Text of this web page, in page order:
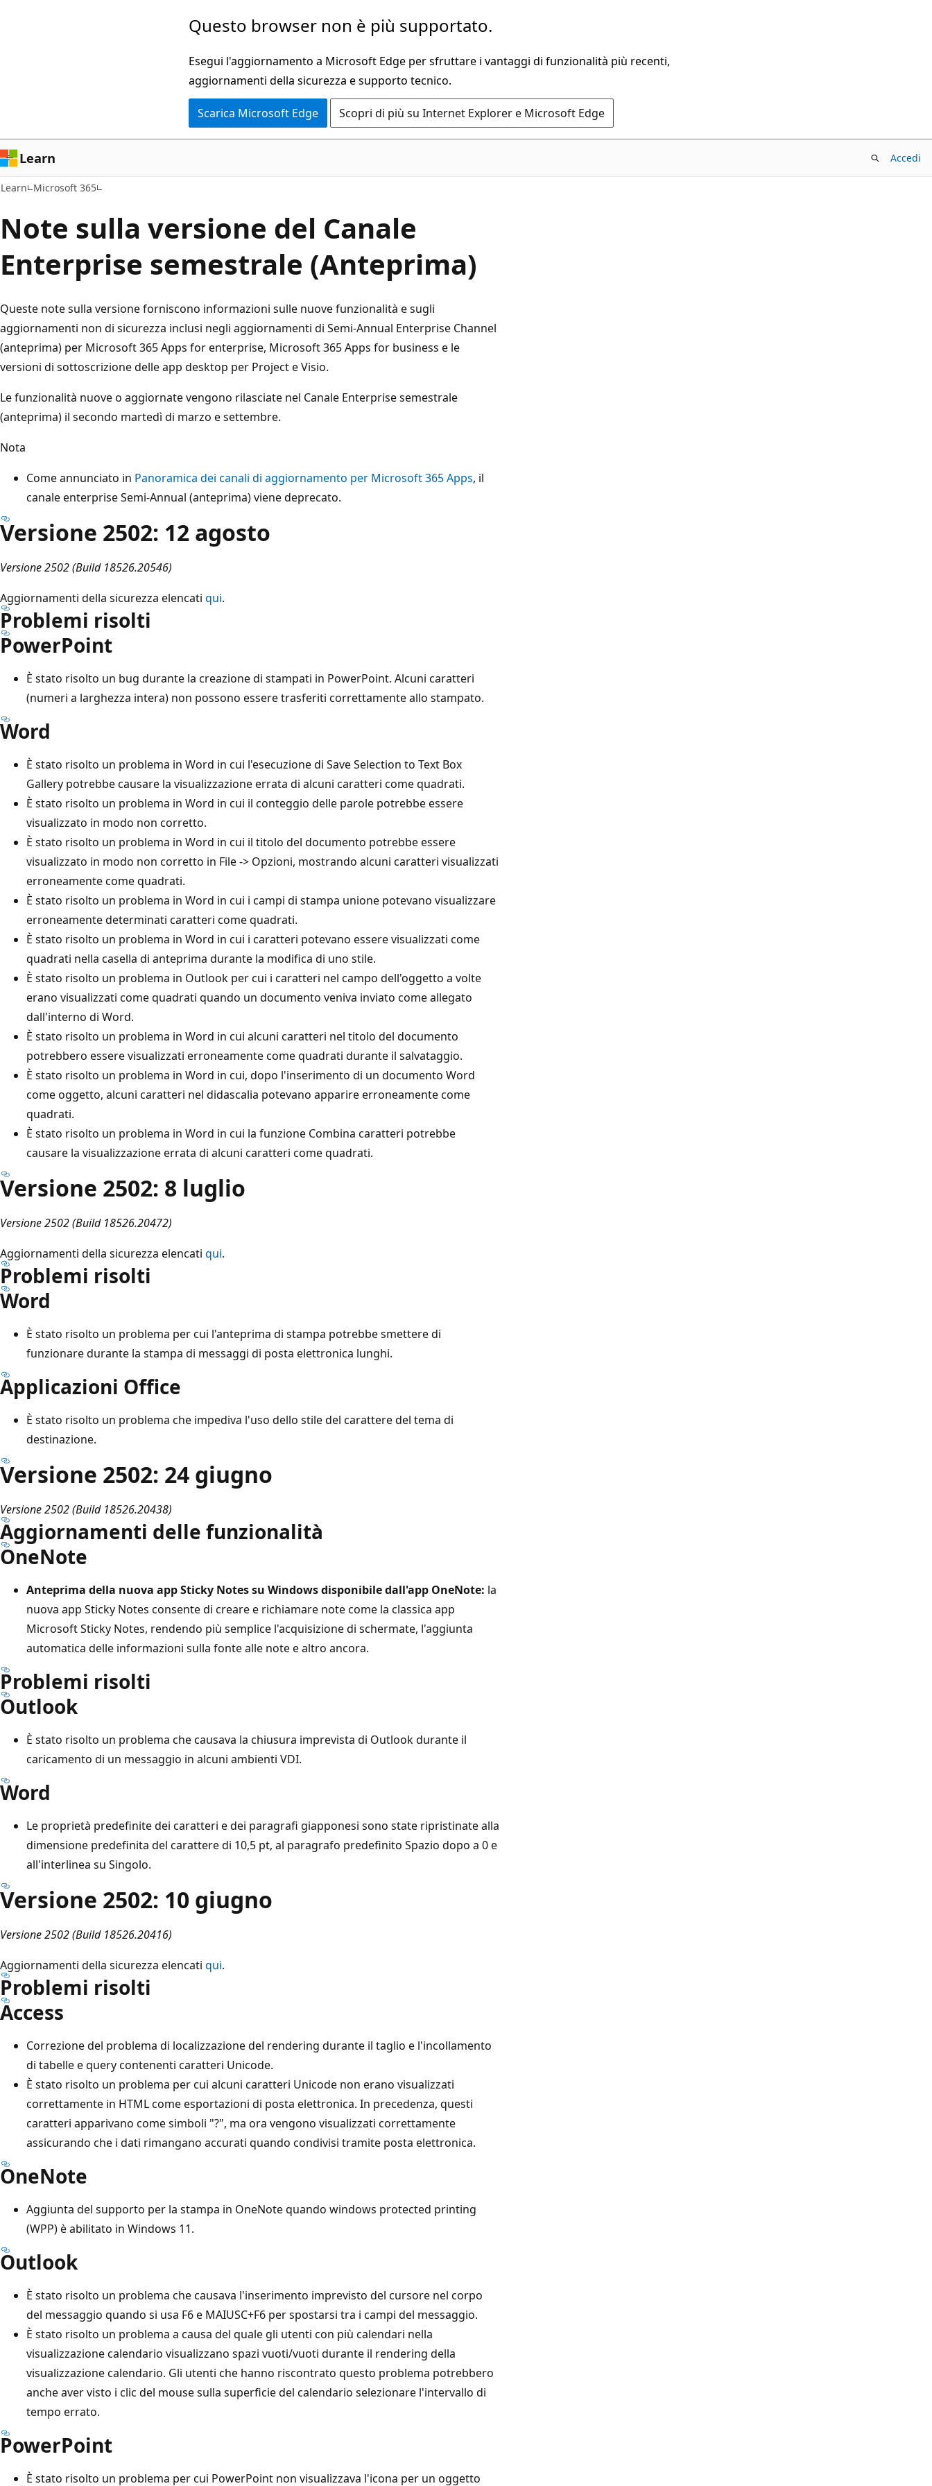
Questo browser non è più supportato.
Esegui l'aggiornamento a Microsoft Edge per sfruttare i vantaggi di funzionalità più recenti,
aggiornamenti della sicurezza e supporto tecnico.
Scarica Microsoft Edge Scopri di più su Internet Explorer e Microsoft Edge
Learn Accedi
Learn Microsoft 365
Note sulla versione del Canale
Enterprise semestrale (Anteprima)
Queste note sulla versione forniscono informazioni sulle nuove funzionalità e sugli
aggiornamenti non di sicurezza inclusi negli aggiornamenti di Semi-Annual Enterprise Channel
(anteprima) per Microsoft 365 Apps for enterprise, Microsoft 365 Apps for business e le
versioni di sottoscrizione delle app desktop per Project e Visio.
Le funzionalità nuove o aggiornate vengono rilasciate nel Canale Enterprise semestrale
(anteprima) il secondo martedì di marzo e settembre.
Nota
Come annunciato in Panoramica dei canali di aggiornamento per Microsoft 365 Apps, il
canale enterprise Semi-Annual (anteprima) viene deprecato.
Versione 2502: 12 agosto
Versione 2502 (Build 18526.20546)
Aggiornamenti della sicurezza elencati qui.
Problemi risolti
PowerPoint
È stato risolto un bug durante la creazione di stampati in PowerPoint. Alcuni caratteri
(numeri a larghezza intera) non possono essere trasferiti correttamente allo stampato.
Word
È stato risolto un problema in Word in cui l'esecuzione di Save Selection to Text Box
Gallery potrebbe causare la visualizzazione errata di alcuni caratteri come quadrati.
È stato risolto un problema in Word in cui il conteggio delle parole potrebbe essere
visualizzato in modo non corretto.
È stato risolto un problema in Word in cui il titolo del documento potrebbe essere
visualizzato in modo non corretto in File -> Opzioni, mostrando alcuni caratteri visualizzati
erroneamente come quadrati.
È stato risolto un problema in Word in cui i campi di stampa unione potevano visualizzare
erroneamente determinati caratteri come quadrati.
È stato risolto un problema in Word in cui i caratteri potevano essere visualizzati come
quadrati nella casella di anteprima durante la modifica di uno stile.
È stato risolto un problema in Outlook per cui i caratteri nel campo dell'oggetto a volte
erano visualizzati come quadrati quando un documento veniva inviato come allegato
dall'interno di Word.
È stato risolto un problema in Word in cui alcuni caratteri nel titolo del documento
potrebbero essere visualizzati erroneamente come quadrati durante il salvataggio.
È stato risolto un problema in Word in cui, dopo l'inserimento di un documento Word
come oggetto, alcuni caratteri nel didascalia potevano apparire erroneamente come
quadrati.
È stato risolto un problema in Word in cui la funzione Combina caratteri potrebbe
causare la visualizzazione errata di alcuni caratteri come quadrati.
Versione 2502: 8 luglio
Versione 2502 (Build 18526.20472)
Aggiornamenti della sicurezza elencati qui.
Problemi risolti
Word
È stato risolto un problema per cui l'anteprima di stampa potrebbe smettere di
funzionare durante la stampa di messaggi di posta elettronica lunghi.
Applicazioni Office
È stato risolto un problema che impediva l'uso dello stile del carattere del tema di
destinazione.
Versione 2502: 24 giugno
Versione 2502 (Build 18526.20438)
Aggiornamenti delle funzionalità
OneNote
Anteprima della nuova app Sticky Notes su Windows disponibile dall'app OneNote: la
nuova app Sticky Notes consente di creare e richiamare note come la classica app
Microsoft Sticky Notes, rendendo più semplice l'acquisizione di schermate, l'aggiunta
automatica delle informazioni sulla fonte alle note e altro ancora.
Problemi risolti
Outlook
È stato risolto un problema che causava la chiusura imprevista di Outlook durante il
caricamento di un messaggio in alcuni ambienti VDI.
Word
Le proprietà predefinite dei caratteri e dei paragrafi giapponesi sono state ripristinate alla
dimensione predefinita del carattere di 10,5 pt, al paragrafo predefinito Spazio dopo a 0 e
all'interlinea su Singolo.
Versione 2502: 10 giugno
Versione 2502 (Build 18526.20416)
Aggiornamenti della sicurezza elencati qui.
Problemi risolti
Access
Correzione del problema di localizzazione del rendering durante il taglio e l'incollamento
di tabelle e query contenenti caratteri Unicode.
È stato risolto un problema per cui alcuni caratteri Unicode non erano visualizzati
correttamente in HTML come esportazioni di posta elettronica. In precedenza, questi
caratteri apparivano come simboli "?", ma ora vengono visualizzati correttamente
assicurando che i dati rimangano accurati quando condivisi tramite posta elettronica.
OneNote
Aggiunta del supporto per la stampa in OneNote quando windows protected printing
(WPP) è abilitato in Windows 11.
Outlook
È stato risolto un problema che causava l'inserimento imprevisto del cursore nel corpo
del messaggio quando si usa F6 e MAIUSC+F6 per spostarsi tra i campi del messaggio.
È stato risolto un problema a causa del quale gli utenti con più calendari nella
visualizzazione calendario visualizzano spazi vuoti/vuoti durante il rendering della
visualizzazione calendario. Gli utenti che hanno riscontrato questo problema potrebbero
anche aver visto i clic del mouse sulla superficie del calendario selezionare l'intervallo di
tempo errato.
PowerPoint
È stato risolto un problema per cui PowerPoint non visualizzava l'icona per un oggetto